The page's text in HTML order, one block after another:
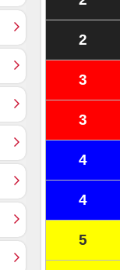
2
3
3
4
4
5